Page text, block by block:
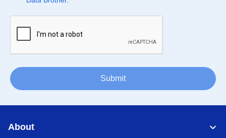
Submit
About